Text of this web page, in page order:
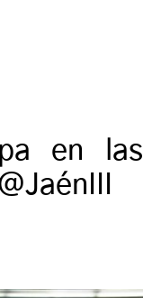
en las